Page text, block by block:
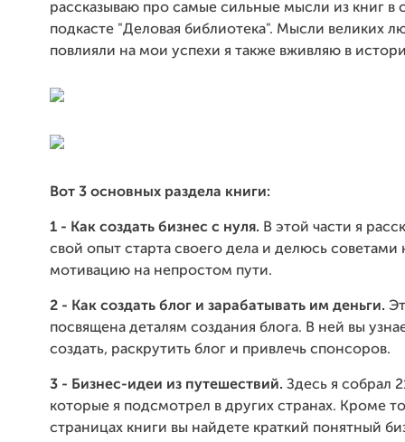
рассказываю про самые сильные мысли из книг в
подкасте "Деловая библиотека". Мысли великих
повлияли на мои успехи я также вживляю в
Вот 3 основных раздела книги:
1 - Как создать бизнес с нуля. В этой части я
свой опыт старта своего дела и делюсь советами
мотивацию на непростом пути.
2 - Как создать блог и зарабатывать им деньги.
посвящена деталям создания блога. В ней вы
создать, раскрутить блог и привлечь спонсоров.
3 - Бизнес-идеи из путешествий. Здесь я собрал
которые я подсмотрел в других странах. Кроме
страницах книги вы найдете краткий понятный